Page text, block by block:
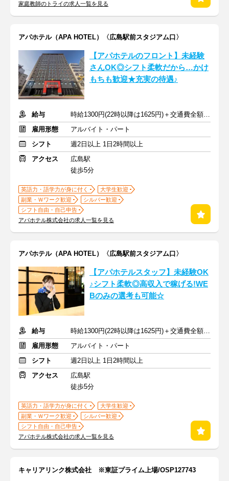
家庭教師のトライの求人一覧を見る
アパホテル（APA HOTEL）〈広島駅前スタジアム口〉
【アパホテルのフロント】未経験
さんOK◎シフト柔軟だから…かけ
もちも歓迎★充実の待遇♪
給与
時給1300円(22時以降は1625円)＋交通費全額支給
雇用形態
アルバイト・パート
シフト
週2日以上 1日2時間以上
アクセス
広島駅
徒歩5分
英語力・語学力が身に付く
大学生歓迎
副業・Ｗワーク歓迎
シルバー歓迎
シフト自由・自己申告
アパホテル株式会社の求人一覧を見る
アパホテル（APA HOTEL）〈広島駅前スタジアム口〉
【アパホテルスタッフ】未経験OK
♪シフト柔軟◎高収入で稼げる!WE
Bのみの選考も可能☆
給与
時給1300円(22時以降は1625円)＋交通費全額支給
雇用形態
アルバイト・パート
シフト
週2日以上 1日2時間以上
アクセス
広島駅
徒歩5分
英語力・語学力が身に付く
大学生歓迎
副業・Ｗワーク歓迎
シルバー歓迎
シフト自由・自己申告
アパホテル株式会社の求人一覧を見る
キャリアリンク株式会社 ※東証プライム上場/OSP127743